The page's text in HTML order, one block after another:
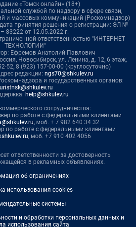
«Томск онлайн» (18+)
службой по надзору в сфере связи,
и массовых коммуникаций (Роскомнадзор)
принятия решения о регистрации: ЭЛ №
83222 от 12.05.2022 г.
ответственностью "ИНТЕРНЕТ
ТЕХНОЛОГИИ"
Ефремов Анатолий Павлович
Новосибирск, ул. Ленина, д. 12, 6 этаж,
52, 8 (923) 157-00-00 (круглосуточно)
редакции: ngs70@shkulev.ru
и государственных органов:
help@shkulev.ru
сотрудничества:
по работе с федеральными клиентами
, моб. + 7 982 640 34 32
по работе с федеральными клиентами
, моб. +7 910 402 4056
ответственности за достоверность
в рекламных объявлениях.
об ограничениях
использования cookies
системы
и обработки персональных данных и
использования сайта